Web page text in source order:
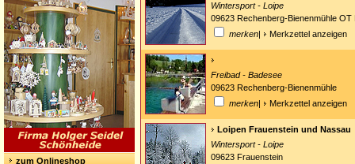
zum Onlineshop
Wintersport - Loipe
09623 Rechenberg-Bienenmühle OT
merken| Merkzettel anzeigen
Freibad - Badesee
09623 Rechenberg-Bienenmühle
merken| Merkzettel anzeigen
Loipen Frauenstein und Nassau
Wintersport - Loipe
09623 Frauenstein